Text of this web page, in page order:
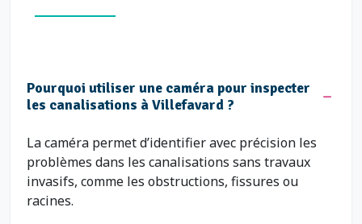
Pourquoi utiliser une caméra pour inspecter
les canalisations à Villefavard ?
La caméra permet d’identifier avec précision les
problèmes dans les canalisations sans travaux
invasifs, comme les obstructions, fissures ou
racines.